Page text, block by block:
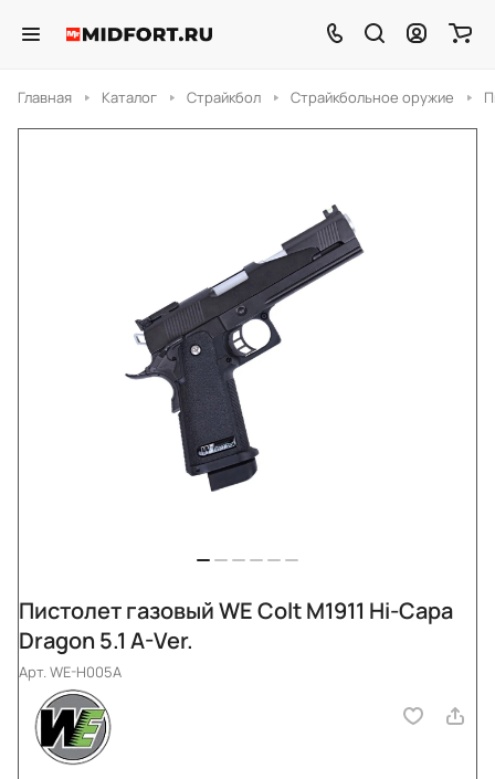
Главная Каталог Страйкбол Страйкбольное оружие
Пистолет газовый WE Colt M1911 Hi-Capa
Dragon 5.1 A-Ver.
Арт.WE-H005A